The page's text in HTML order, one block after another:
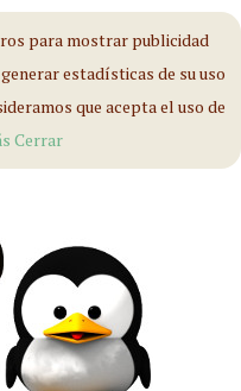
para mostrar publicidad
estadísticas de su uso
que acepta el uso de
Cerrar